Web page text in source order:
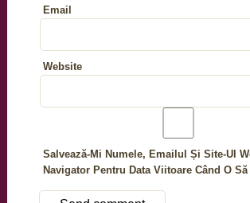
Email
Website
Salvează-Mi Numele, Emailul Și Site-Ul
Navigator Pentru Data Viitoare Când O Să